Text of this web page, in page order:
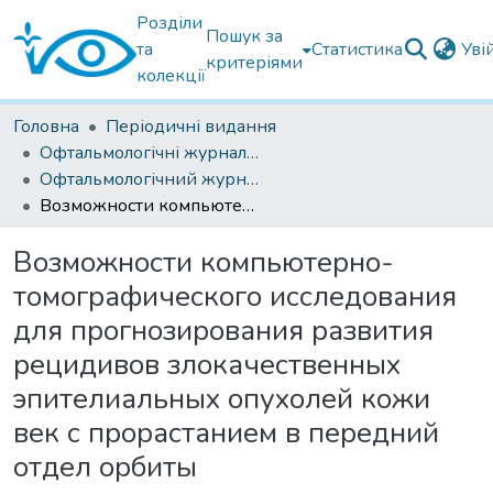
Розділи
та
колекції
Пошук за
критеріями
Статистика
Головна
Періодичні видання
Офтальмологічні журнали українські
Офтальмологічний журнал 2014
Возможности компьютерно-томографического исследования для прогнозирования развития рецидивов злокачественных эпителиальных опухолей кожи век с прорастанием в передний отдел орбиты
Возможности компьютерно-
томографического исследования
для прогнозирования развития
рецидивов злокачественных
эпителиальных опухолей кожи
век с прорастанием в передний
отдел орбиты